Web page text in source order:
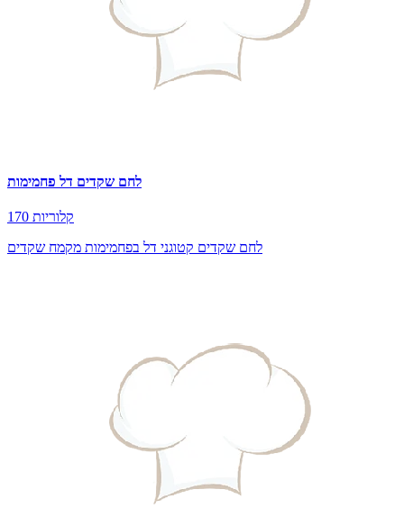
לחם שקדים דל פחמימות
170 קלוריות
לחם שקדים קטוגני דל בפחמימות מקמח שקדים